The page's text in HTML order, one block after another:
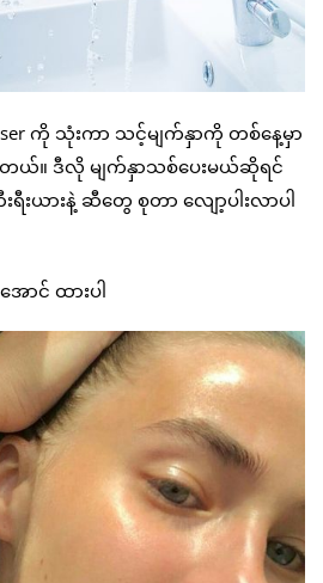
ကို သုံးကာ သင့်မျက်နှာကို တစ်နေ့မှာ
တယ်။ ဒီလို မျက်နှာသစ်ပေးမယ်ဆိုရင်
းယားနဲ့ ဆီတွေ စုတာ လျော့ပါးလာပါ
ာင် ထားပါ